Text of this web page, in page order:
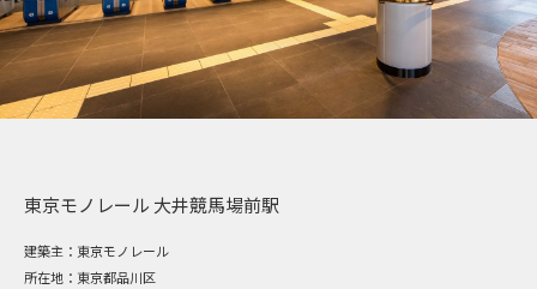
東京モノレール 大井競馬場前駅
建築主： 東京モノレール
所在地： 東京都品川区